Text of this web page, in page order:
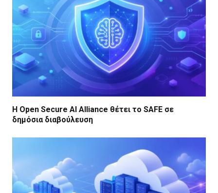
Η Open Secure AI Alliance θέτει το SAFE σε
δημόσια διαβούλευση